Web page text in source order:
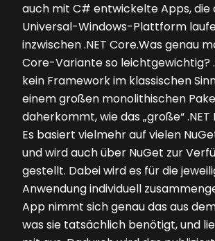
auch mit C# entwickelte Apps, die
Universal-Windows-Plattform
inzwischen .NET Core.Was genau
Core-Variante so leichtgewichtig?
kein Framework im klassischen
einem großen monolithischen
daherkommt, wie das „große“
Es basiert vielmehr auf vielen
und wird auch über NuGet zur
gestellt. Dabei wird es für die
Anwendung individuell
App nimmt sich genau das aus
was sie tatsächlich benötigt, und